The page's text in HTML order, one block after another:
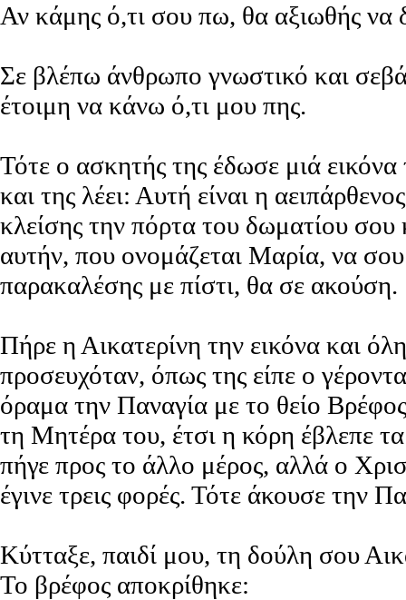
Αν κάμης ό,τι σου πω, θα αξιωθής να
Σε βλέπω άνθρωπο γνωστικό και
έτοιμη να κάνω ό,τι μου πης.
Τότε ο ασκητής της έδωσε μιά
και της λέει: Αυτή είναι η
κλείσης την πόρτα του δωματίου
αυτήν, που ονομάζεται Μαρία, να
παρακαλέσης με πίστι, θα σε ακούση.
Πήρε η Αικατερίνη την εικόνα και
προσευχόταν, όπως της είπε ο
όραμα την Παναγία με το θείο
τη Μητέρα του, έτσι η κόρη έβλεπε
πήγε προς το άλλο μέρος, αλλά ο
έγινε τρεις φορές. Τότε άκουσε την
Κύτταξε, παιδί μου, τη δούλη σου
Το βρέφος αποκρίθηκε: